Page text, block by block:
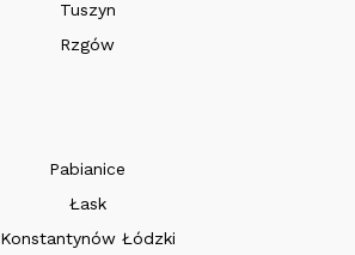
Tuszyn
Rzgów
Pabianice
Łask
Konstantynów Łódzki